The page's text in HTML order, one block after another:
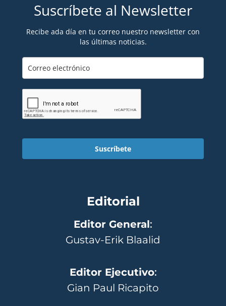
Suscríbete al Newsletter
Recibe ada día en tu correo nuestro newsletter con
las últimas noticias.
Suscríbete
Editorial
Editor General:
Gustav-Erik Blaalid
Editor Ejecutivo:
Gian Paul Ricapito